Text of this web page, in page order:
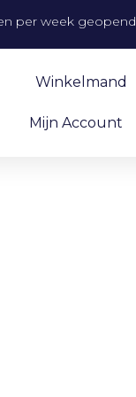
per week geopend
Winkelmand
Mijn Account